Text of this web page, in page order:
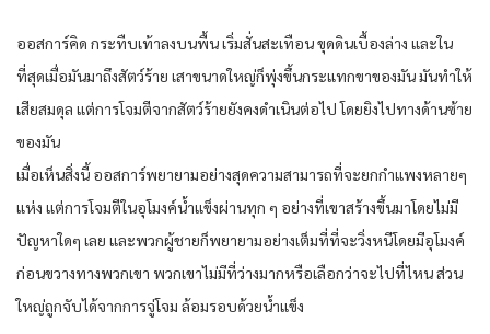
ออสการ์คิด กระทืบเท้าลงบนพื้น เริ่มสั่นสะเทือน ขุดดินเบื้องล่าง และใน
ที่สุดเมื่อมันมาถึงสัตว์ร้าย เสาขนาดใหญ่ก็พุ่งขึ้นกระแทกขาของมัน มันทำให้
เสียสมดุล แต่การโจมตีจากสัตว์ร้ายยังคงดำเนินต่อไป โดยยิงไปทางด้านซ้าย
ของมัน
เมื่อเห็นสิ่งนี้ ออสการ์พยายามอย่างสุดความสามารถที่จะยกกำแพงหลายๆ
แห่ง แต่การโจมตีในอุโมงค์น้ำแข็งผ่านทุก ๆ อย่างที่เขาสร้างขึ้นมาโดยไม่มี
ปัญหาใดๆ เลย และพวกผู้ชายก็พยายามอย่างเต็มที่ที่จะวิ่งหนีโดยมีอุโมงค์
ก่อนขวางทางพวกเขา พวกเขาไม่มีที่ว่างมากหรือเลือกว่าจะไปที่ไหน ส่วน
ใหญ่ถูกจับได้จากการจู่โจม ล้อมรอบด้วยน้ำแข็ง